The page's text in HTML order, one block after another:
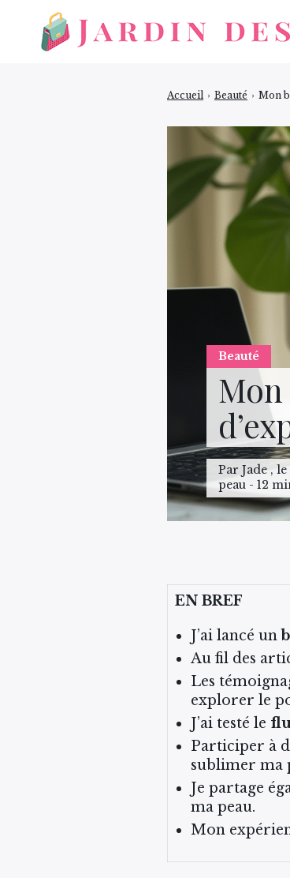
Beauté
Mon
Par Jade ,
peau - 12
Accueil › Beauté › Mon
EN BREF
J’ai lancé un
Au fil des
Les
explorer le
J’ai testé le
Participer à
sublimer ma
Je partage
ma peau.
Mon